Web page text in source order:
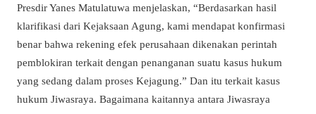
Presdir Yanes Matulatuwa menjelaskan, “Berdasarkan hasil
klarifikasi dari Kejaksaan Agung, kami mendapat konfirmasi
benar bahwa rekening efek perusahaan dikenakan perintah
pemblokiran terkait dengan penanganan suatu kasus hukum
yang sedang dalam proses Kejagung.” Dan itu terkait kasus
hukum Jiwasraya. Bagaimana kaitannya antara Jiwasraya